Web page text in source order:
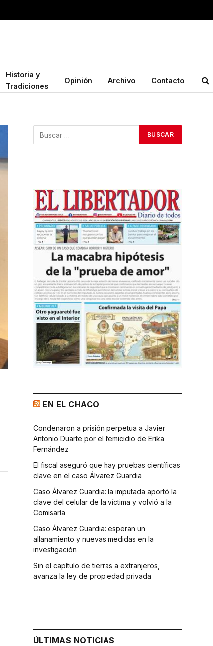
Historia y
Tradiciones
Opinión Archivo Contacto
EN EL CHACO
Condenaron a prisión perpetua a Javier
Antonio Duarte por el femicidio de Erika
Fernández
El fiscal aseguró que hay pruebas científicas
clave en el caso Álvarez Guardia
Caso Álvarez Guardia: la imputada aportó la
clave del celular de la víctima y volvió a la
Comisaría
Caso Álvarez Guardia: esperan un
allanamiento y nuevas medidas en la
investigación
Sin el capítulo de tierras a extranjeros,
avanza la ley de propiedad privada
ÚLTIMAS NOTICIAS